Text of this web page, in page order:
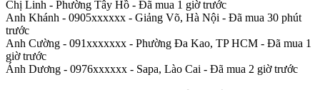
Chị Linh - Phường Tây Hồ - Đã mua 1 giờ trước
Anh Khánh - 0905xxxxxx - Giảng Võ, Hà Nội - Đã mua 30 phút
trước
Anh Cường - 091xxxxxxx - Phường Đa Kao, TP HCM - Đã mua 1
giờ trước
Ánh Dương - 0976xxxxxx - Sapa, Lào Cai - Đã mua 2 giờ trước